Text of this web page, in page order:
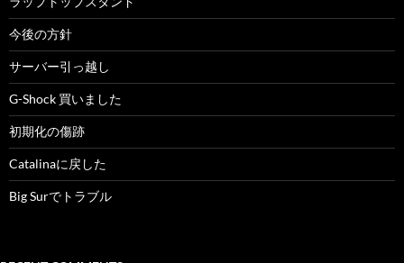
今後の方針
サーバー引っ越し
G-Shock 買いました
初期化の傷跡
Catalinaに戻した
Big Surでトラブル